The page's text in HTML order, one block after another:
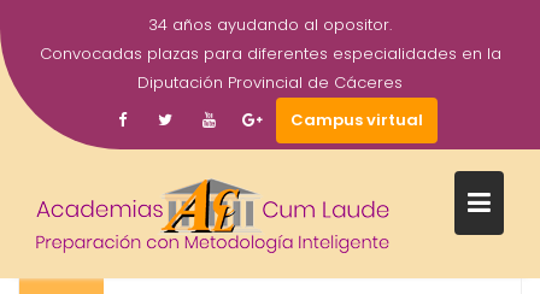
contenido
34 años ayudando al opositor.
Convocadas plazas para diferentes especialidades en la
Diputación Provincial de Cáceres
Campus virtual
ETIQUETA:ENFERMEROS
28